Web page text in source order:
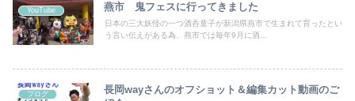
YouTube 燕市 鬼フェスに行ってきました
日本の三大妖怪の一つ酒呑童子が新潟県燕市で生まれて育ったとい
う言い伝えがある為、燕市では毎年9月に酒...
ブログ
長岡wayさんのオフショット＆編集カット動画のご